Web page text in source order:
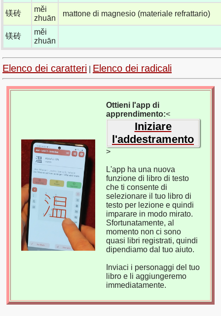
镁砖
měi
zhuān
mattone di magnesio (materiale refrattario)
镁砖
měi
zhuān
Elenco dei caratteri Elenco dei radicali
Ottieni l'app di
apprendimento:<
Iniziare
l'addestramento
>
L'app ha una nuova
funzione di libro di testo
che ti consente di
selezionare il tuo libro di
testo per lezione e quindi
imparare in modo mirato.
Sfortunatamente, al
momento non ci sono
quasi libri registrati, quindi
dipendiamo dal tuo aiuto.
Inviaci i personaggi del tuo
libro e li aggiungeremo
immediatamente.